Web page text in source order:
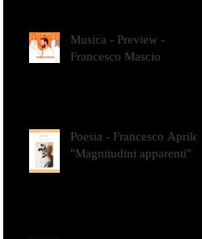
Musica - Preview -
Francesco Mascio
Poesia - Francesco Aprile -
"Magnitudini apparenti"